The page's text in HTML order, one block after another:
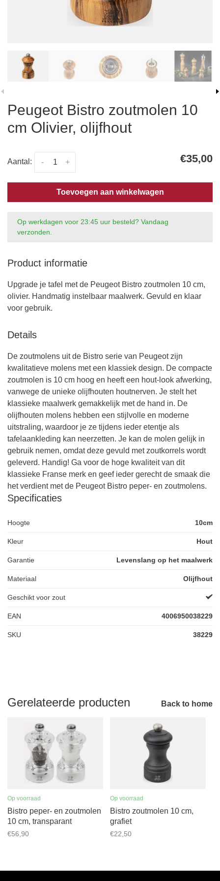
Peugeot Bistro zoutmolen 10
cm Olivier, olijfhout
Aantal: +
- €35,00
Toevoegen aan winkelwagen
Op werkdagen voor 23:45 uur besteld? Vandaag
verzonden.
Product informatie
Upgrade je tafel met de Peugeot Bistro zoutmolen 10 cm,
olivier. Handmatig instelbaar maalwerk. Gevuld en klaar
voor gebruik.
Details
De zoutmolens uit de Bistro serie van Peugeot zijn
kwalitatieve molens met een klassiek design. De compacte
zoutmolen is 10 cm hoog en heeft een hout-look afwerking,
vanwege de unieke olijfhouten houtnerven. Je stelt het
klassieke maalwerk gemakkelijk met de hand in. De
olijfhouten molens hebben een stijlvolle en moderne
uitstraling, waardoor je ze tijdens ieder etentje als
tafelaankleding kan neerzetten. Je kan de molen gelijk in
gebruik nemen, omdat deze gevuld met zoutkorrels wordt
geleverd. Handig! Ga voor de hoge kwaliteit van dit
klassieke Franse merk en geef ieder gerecht de smaak die
het verdient met de Peugeot Bistro peper- en zoutmolens.
Specificaties
Hoogte 10cm
Kleur Hout
Garantie Levenslang op het maalwerk
Materiaal Olijfhout
Geschikt voor zout
EAN 4006950038229
SKU 38229
Gerelateerde producten Back to home
Op voorraad
Bistro peper- en zoutmolen
10 cm, transparant
€56,90
Op voorraad
Bistro zoutmolen 10 cm,
grafiet
€22,50